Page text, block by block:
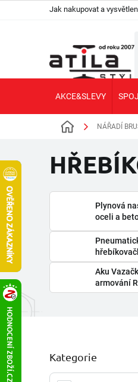
Jak nakupovat a
AKCE&SLEVY
Domů NÁŘADÍ
Plynová
oceli a
Aku
armování
o
s
Přeskočit
kategorie
Kategorie